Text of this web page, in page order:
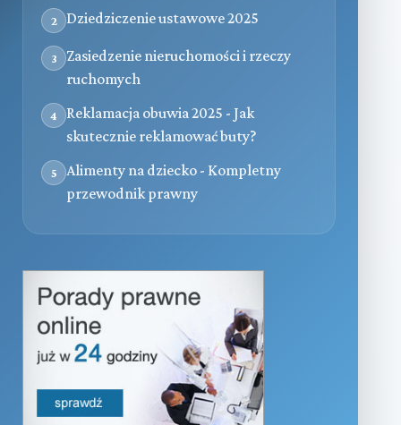
2 Dziedziczenie ustawowe 2025
3
Zasiedzenie nieruchomości i rzeczy
ruchomych
4
Reklamacja obuwia 2025 - Jak
skutecznie reklamować buty?
5
Alimenty na dziecko - Kompletny
przewodnik prawny